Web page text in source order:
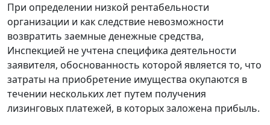
При определении низкой рентабельности
организации и как следствие невозможности
возвратить заемные денежные средства,
Инспекцией не учтена специфика деятельности
заявителя, обоснованность которой является то, что
затраты на приобретение имущества окупаются в
течении нескольких лет путем получения
лизинговых платежей, в которых заложена прибыль.